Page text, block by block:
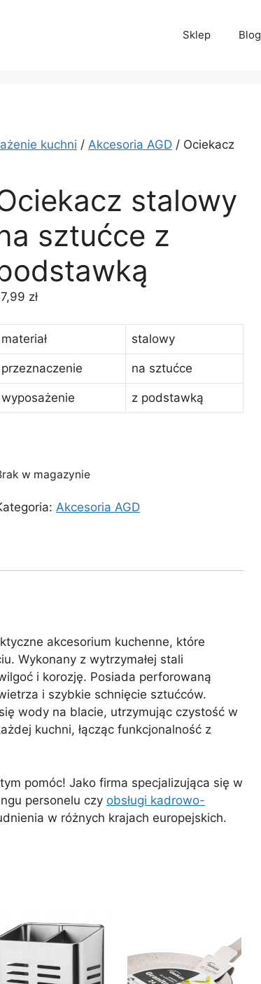
Sklep Blog
kuchni / Akcesoria AGD / Ociekacz
stalowy
sztućce z
zł
materiał stalowy
przeznaczenie na sztućce
wyposażenie z podstawką
w magazynie
Akcesoria AGD
akcesorium kuchenne, które
Wykonany z wytrzymałej stali
i korozję. Posiada perforowaną
i szybkie schnięcie sztućców.
wody na blacie, utrzymując czystość w
kuchni, łącząc funkcjonalność z
pomóc! Jako firma specjalizująca się w
personelu czy obsługi kadrowo-
w różnych krajach europejskich.